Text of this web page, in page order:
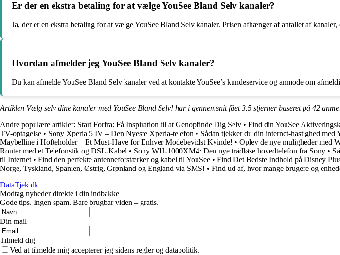
Er der en ekstra betaling for at vælge YouSee Bland Selv kanaler?
Ja, der er en ekstra betaling for at vælge YouSee Bland Selv kanaler. Prisen afhænger af antallet af
Hvordan afmelder jeg YouSee Bland Selv kanaler?
Du kan afmelde YouSee Bland Selv kanaler ved at kontakte YouSee’s kundeservice og anmode om
Artiklen Vælg selv dine kanaler med YouSee Bland Selv! har i gennemsnit fået3.5 stjerner baseret på 42
Andre populære artikler: Start Forfra: Få Inspiration til at Genopfinde Dig Selv • Find din YouSee
TV-optagelse • Sony Xperia 5 IV – Den Nyeste Xperia-telefon • Sådan tjekker du din internet-hastighed med
Maybelline i Hofteholder – Et Must-Have for Enhver Modebevidst Kvinde! • Oplev de nye muligheder med
Router med et Telefonstik og DSL-Kabel • Sony WH-1000XM4: Den nye trådløse hovedtelefon fra Sony •
til Internet • Find den perfekte antenneforstærker og kabel til YouSee • Find Det Bedste Indhold på Disney
Norge, Tyskland, Spanien, Østrig, Grønland og England via SMS! • Find ud af, hvor mange brugere og
DataTjek.dk
Modtag nyheder direkte i din indbakke
Gode tips. Ingen spam. Bare brugbar viden – gratis.
Din mail
Tilmeld dig
Ved at tilmelde mig accepterer jeg sidens regler og datapolitik.